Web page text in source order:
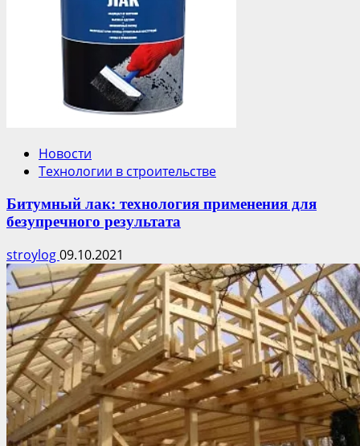
Новости
Технологии в строительстве
Битумный лак: технология применения для
безупречного результата
stroylog09.10.2021